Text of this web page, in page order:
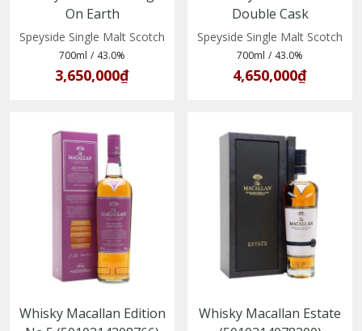
On Earth
(5010314312749)
Speyside Single Malt Scotch
700ml / 43.0%
3,650,000₫
Double Cask
(5010314308469)
Speyside Single Malt Scotch
700ml / 43.0%
4,650,000₫
Whisky Macallan Edition
Whisky Macallan Estate